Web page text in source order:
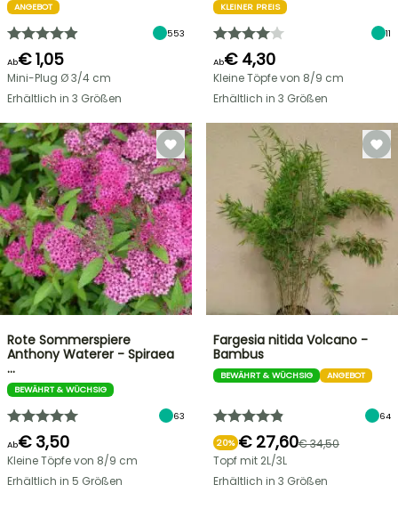
ANGEBOT
553
Ab€ 1,05
Mini-Plug Ø 3/4 cm
Erhältlich in 3 Größen
KLEINER PREIS
11
Ab€ 4,30
Kleine Töpfe von 8/9 cm
Erhältlich in 3 Größen
Rote Sommerspiere
Anthony Waterer - Spiraea
…
BEWÄHRT & WÜCHSIG
63
Ab€ 3,50
Kleine Töpfe von 8/9 cm
Erhältlich in 5 Größen
Fargesia nitida Volcano -
Bambus
BEWÄHRT & WÜCHSIG ANGEBOT
64
20% € 27,60€ 34,50
Topf mit 2L/3L
Erhältlich in 3 Größen